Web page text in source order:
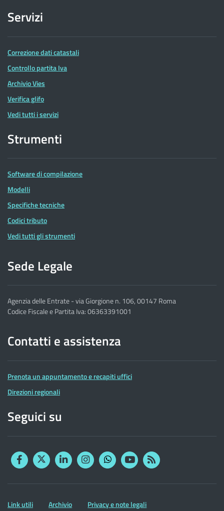
Servizi
Correzione dati catastali
Controllo partita Iva
Archivio Vies
Verifica glifo
Vedi tutti i servizi
Strumenti
Software di compilazione
Modelli
Specifiche tecniche
Codici tributo
Vedi tutti gli strumenti
Sede Legale
Agenzia delle Entrate - via Giorgione n. 106, 00147 Roma
Codice Fiscale e Partita Iva: 06363391001
Contatti e assistenza
Prenota un appuntamento e recapiti uffici
Direzioni regionali
Seguici su
FacebookTwitterLinkedinInstagram
YouTubeRSS
Altre
Link utili Archivio Privacy e note legali